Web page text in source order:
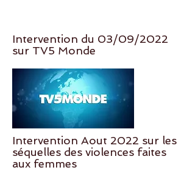
Intervention du 03/09/2022
sur TV5 Monde
Intervention Aout 2022 sur les
séquelles des violences faites
aux femmes